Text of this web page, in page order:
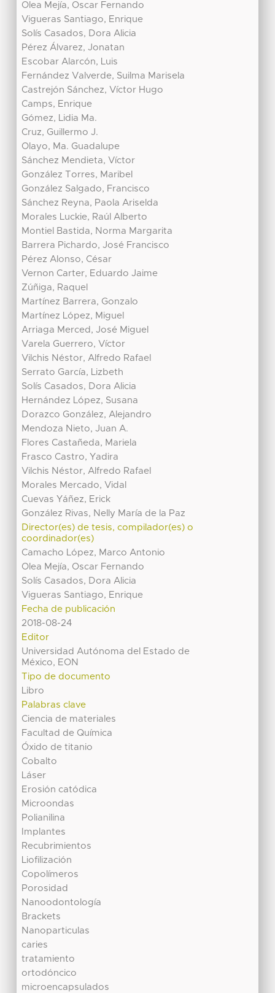
Olea Mejía, Oscar Fernando
Vigueras Santiago, Enrique
Solís Casados, Dora Alicia
Pérez Álvarez, Jonatan
Escobar Alarcón, Luis
Fernández Valverde, Suilma Marisela
Castrejón Sánchez, Víctor Hugo
Camps, Enrique
Gómez, Lidia Ma.
Cruz, Guillermo J.
Olayo, Ma. Guadalupe
Sánchez Mendieta, Víctor
González Torres, Maribel
González Salgado, Francisco
Sánchez Reyna, Paola Ariselda
Morales Luckie, Raúl Alberto
Montiel Bastida, Norma Margarita
Barrera Pichardo, José Francisco
Pérez Alonso, César
Vernon Carter, Eduardo Jaime
Zúñiga, Raquel
Martínez Barrera, Gonzalo
Martínez López, Miguel
Arriaga Merced, José Miguel
Varela Guerrero, Víctor
Vilchis Néstor, Alfredo Rafael
Serrato García, Lizbeth
Solís Casados, Dora Alicia
Hernández López, Susana
Dorazco González, Alejandro
Mendoza Nieto, Juan A.
Flores Castañeda, Mariela
Frasco Castro, Yadira
Vilchis Néstor, Alfredo Rafael
Morales Mercado, Vidal
Cuevas Yáñez, Erick
González Rivas, Nelly María de la Paz
Director(es) de tesis, compilador(es) o
coordinador(es)
Camacho López, Marco Antonio
Olea Mejía, Oscar Fernando
Solís Casados, Dora Alicia
Vigueras Santiago, Enrique
Fecha de publicación
2018-08-24
Editor
Universidad Autónoma del Estado de
México, EON
Tipo de documento
Libro
Palabras clave
Ciencia de materiales
Facultad de Química
Óxido de titanio
Cobalto
Láser
Erosión catódica
Microondas
Polianilina
Implantes
Recubrimientos
Liofilización
Copolímeros
Porosidad
Nanoodontología
Brackets
Nanoparticulas
caries
tratamiento
ortodóncico
microencapsulados